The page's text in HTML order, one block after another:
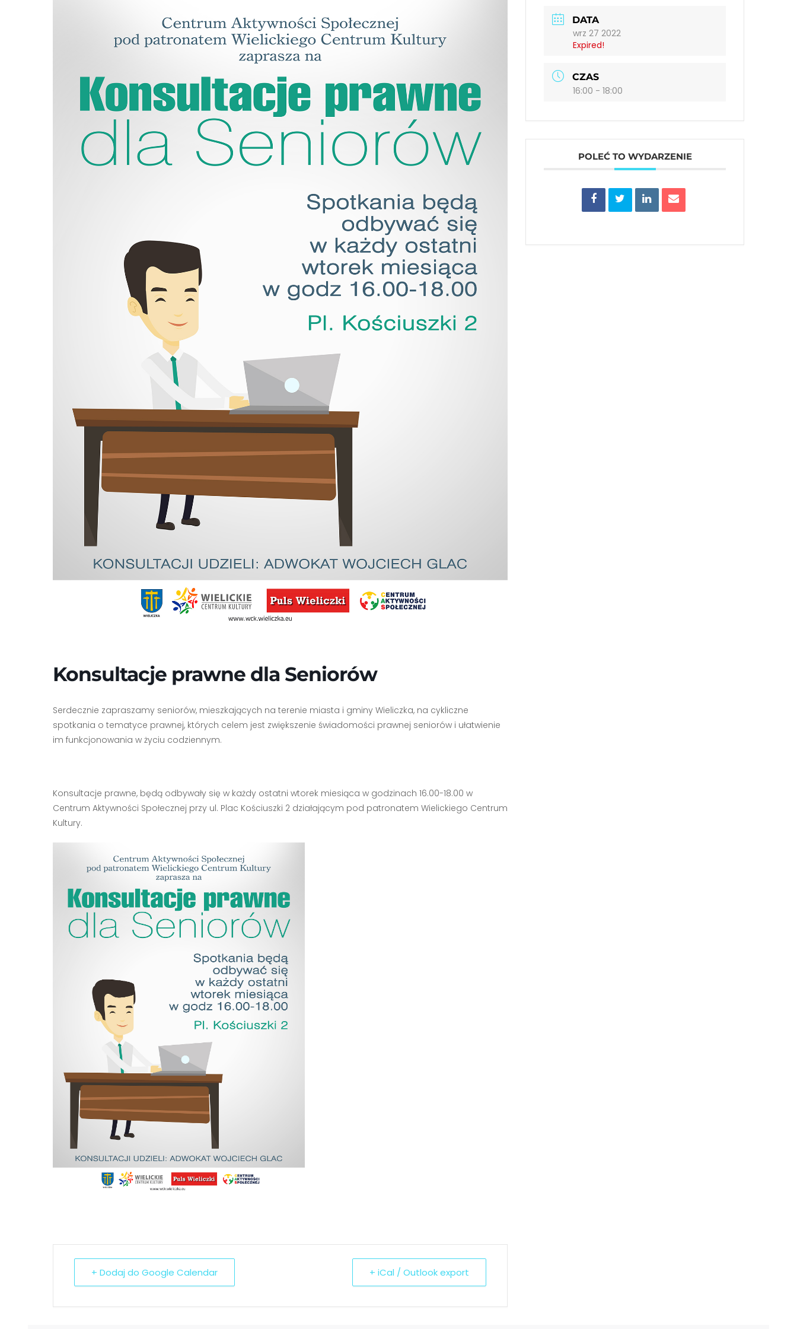
Konsultacje prawne dla Seniorów
Serdecznie zapraszamy seniorów, mieszkających na terenie miasta i gminy Wieliczka, na cykliczne
spotkania o tematyce prawnej, których celem jest zwiększenie świadomości prawnej seniorów i ułatwienie
im funkcjonowania w życiu codziennym.
Konsultacje prawne, będą odbywały się w każdy ostatni wtorek miesiąca w godzinach 16.00-18.00 w
Centrum Aktywności Społecznej przy ul. Plac Kościuszki 2 działającym pod patronatem Wielickiego Centrum
Kultury.
+ Dodaj do Google Calendar + iCal / Outlook export
DATA
wrz 27 2022
Expired!
CZAS
16:00 - 18:00
POLEĆ TO WYDARZENIE